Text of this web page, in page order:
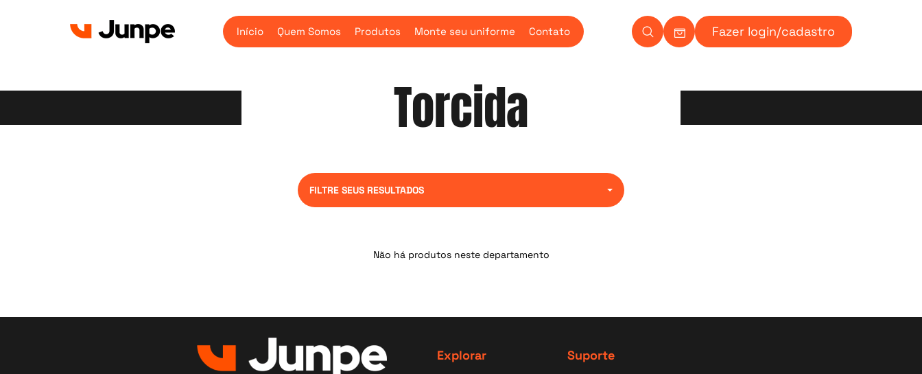
Início Quem Somos Produtos Monte seu uniforme Contato Ícone de pesquisa
Carrinho Ícone
Fazer login/cadastro
Torcida
FILTRE SEUS RESULTADOS
Não há produtos neste departamento
Explorar Suporte